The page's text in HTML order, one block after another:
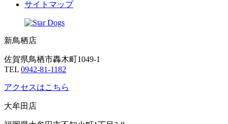
サイトマップ
新鳥栖店
佐賀県鳥栖市轟木町1049-1
TEL 0942-81-1182
アクセスはこちら
大牟田店